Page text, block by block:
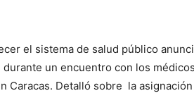
el sistema de salud público
un encuentro con los
Caracas. Detalló sobre la